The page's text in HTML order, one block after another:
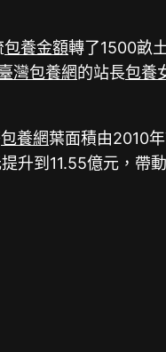
包養金額轉了1500畝
灣包養網的站長包養
包養網葉面積由2010
升到11.55億元，帶